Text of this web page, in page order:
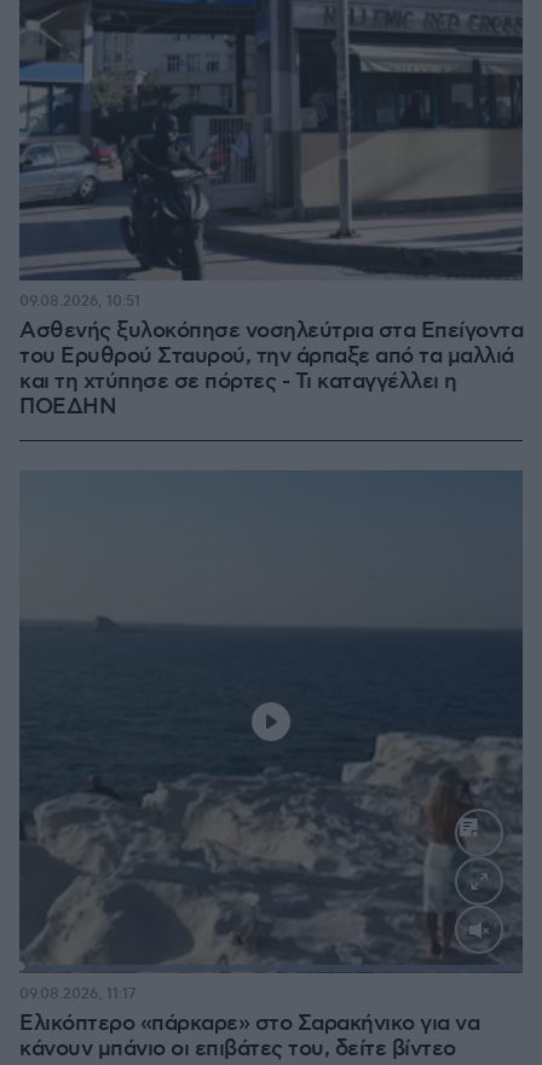
Ασθενής ξυλοκόπησε νοσηλεύτρια στα Επείγοντα
του Ερυθρού Σταυρού, την άρπαξε από τα μαλλιά
και τη χτύπησε σε πόρτες - Τι καταγγέλλει η
ΠΟΕΔΗΝ
09.08.2026, 10:51
Loaded
Ελικόπτερο «πάρκαρε» στο Σαρακήνικο για να
κάνουν μπάνιο οι επιβάτες του, δείτε βίντεο
09.08.2026, 11:17